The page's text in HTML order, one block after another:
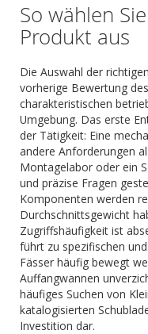
So wählen
Produkt aus
Die Auswahl der
vorherige Bewertung
charakteristischen
Umgebung. Das erste
der Tätigkeit: Eine
andere Anforderungen
Montagelabor oder ein
und präzise Fragen
Komponenten werden
Durchschnittsgewicht
Zugriffshäufigkeit ist
führt zu spezifischen
Fässer häufig bewegt
Auffangwannen
häufiges Suchen von
katalogisierten
Investition dar.